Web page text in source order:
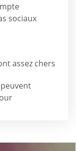
sociaux
assez chers